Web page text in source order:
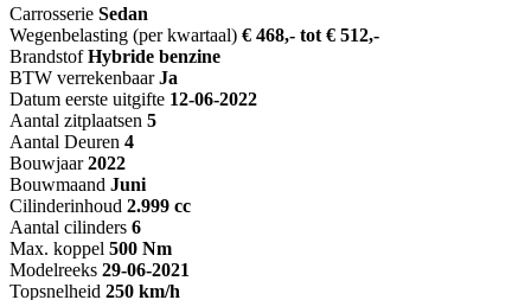
Carrosserie Sedan
Wegenbelasting (per kwartaal) € 468,- tot € 512,-
Brandstof Hybride benzine
BTW verrekenbaar Ja
Datum eerste uitgifte 12-06-2022
Aantal zitplaatsen 5
Aantal Deuren 4
Bouwjaar 2022
Bouwmaand Juni
Cilinderinhoud 2.999 cc
Aantal cilinders 6
Max. koppel 500 Nm
Modelreeks 29-06-2021
Topsnelheid 250 km/h